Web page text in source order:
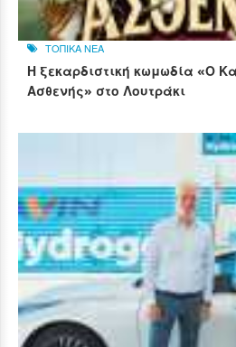
ΤΟΠΙΚΑ ΝΕΑ
Η ξεκαρδιστική κωμωδία «Ο
Ασθενής» στο Λουτράκι